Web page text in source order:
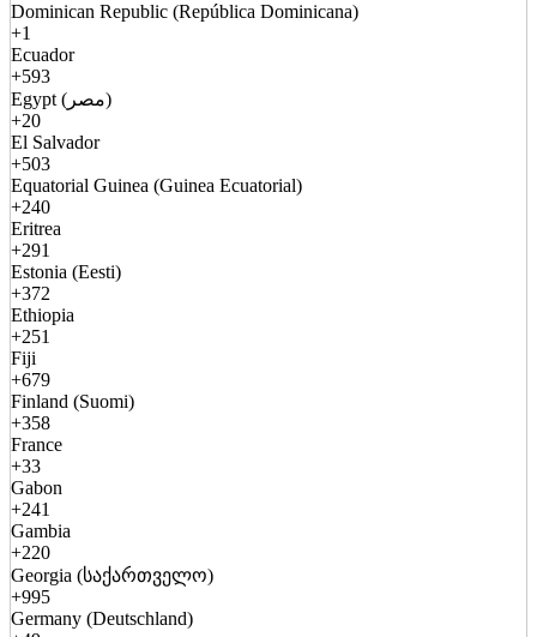
Dominican Republic (República Dominicana)
+1
Ecuador
+593
Egypt (مصر)
+20
El Salvador
+503
Equatorial Guinea (Guinea Ecuatorial)
+240
Eritrea
+291
Estonia (Eesti)
+372
Ethiopia
+251
Fiji
+679
Finland (Suomi)
+358
France
+33
Gabon
+241
Gambia
+220
Georgia (საქართველო)
+995
Germany (Deutschland)